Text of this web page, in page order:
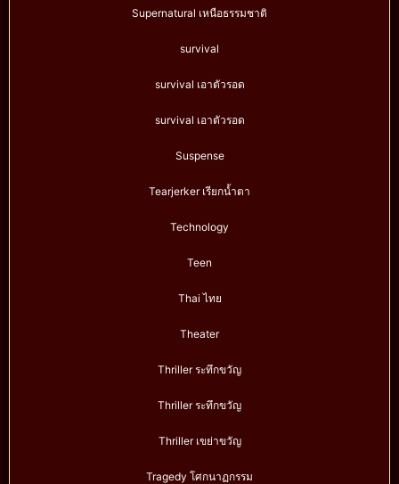
Supernatural เหนือธรรมชาติ
survival
survival เอาตัวรอด
survival เอาตัวรอด
Suspense
Tearjerker เรียกน้ำตา
Technology
Teen
Thai ไทย
Theater
Thriller ระทึกขวัญ
Thriller ระทึกขวัญ
Thriller เขย่าขวัญ
Tragedy โศกนาฏกรรม